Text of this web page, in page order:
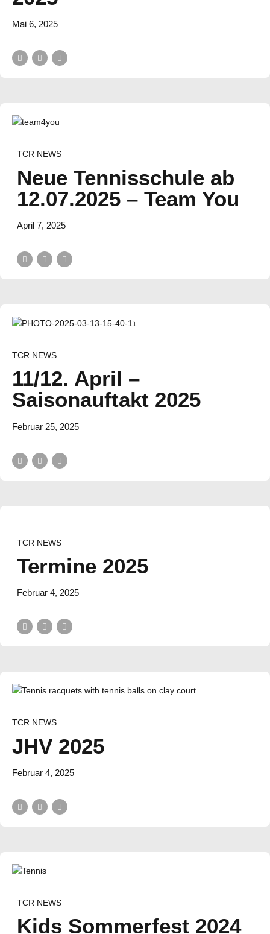
Mai 6, 2025
TCR NEWS
Neue Tennisschule ab
12.07.2025 – Team You
April 7, 2025
TCR NEWS
11/12. April –
Saisonauftakt 2025
Februar 25, 2025
TCR NEWS
Termine 2025
Februar 4, 2025
TCR NEWS
JHV 2025
Februar 4, 2025
TCR NEWS
Kids Sommerfest 2024